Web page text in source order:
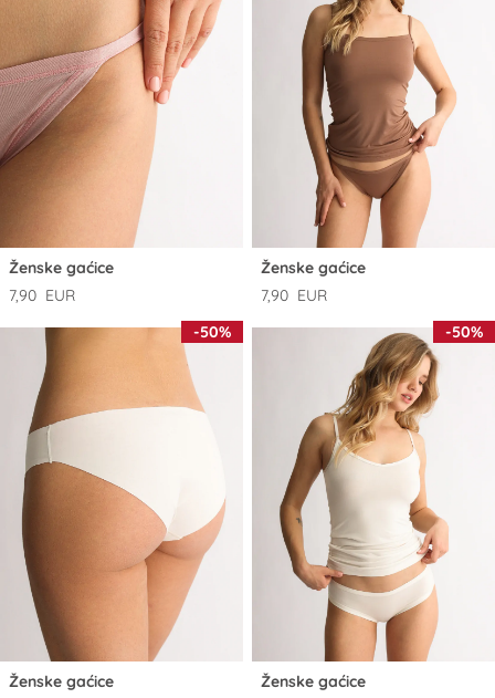
Ženske gaćice
7,90 EUR
Ženske gaćice
7,90 EUR
-50%
Ženske gaćice
-50%
Ženske gaćice